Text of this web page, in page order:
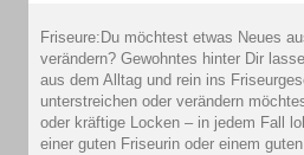
Friseure:Du möchtest etwas Neues
verändern? Gewohntes hinter Dir
aus dem Alltag und rein ins
unterstreichen oder verändern
oder kräftige Locken – in jedem Fall
einer guten Friseurin oder einem